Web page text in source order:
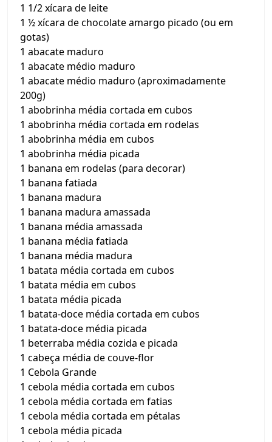
1 1/2 xícara de leite
1 ½ xícara de chocolate amargo picado (ou em
gotas)
1 abacate maduro
1 abacate médio maduro
1 abacate médio maduro (aproximadamente
200g)
1 abobrinha média cortada em cubos
1 abobrinha média cortada em rodelas
1 abobrinha média em cubos
1 abobrinha média picada
1 banana em rodelas (para decorar)
1 banana fatiada
1 banana madura
1 banana madura amassada
1 banana média amassada
1 banana média fatiada
1 banana média madura
1 batata média cortada em cubos
1 batata média em cubos
1 batata média picada
1 batata-doce média cortada em cubos
1 batata-doce média picada
1 beterraba média cozida e picada
1 cabeça média de couve-flor
1 Cebola Grande
1 cebola média cortada em cubos
1 cebola média cortada em fatias
1 cebola média cortada em pétalas
1 cebola média picada